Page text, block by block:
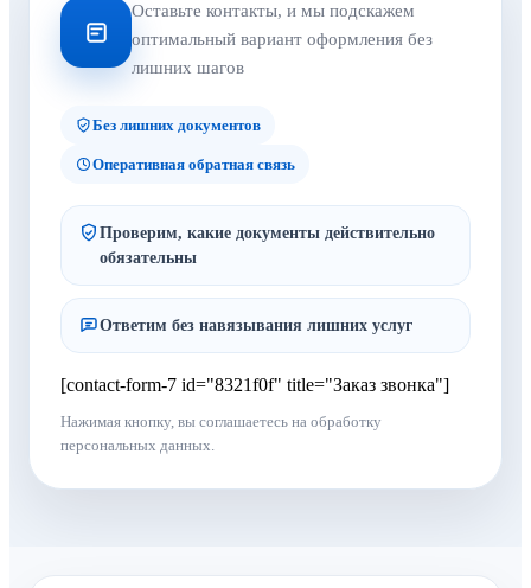
Оставьте контакты, и мы подскажем
оптимальный вариант оформления без
лишних шагов
Без лишних документов
Оперативная обратная связь
Проверим, какие документы действительно
обязательны
Ответим без навязывания лишних услуг
[contact-form-7 id="8321f0f" title="Заказ звонка"]
Нажимая кнопку, вы соглашаетесь на обработку
персональных данных.